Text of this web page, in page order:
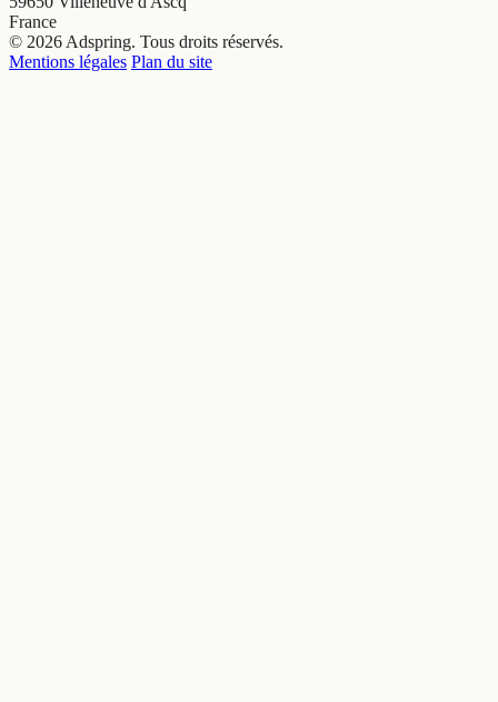
France
© 2026 Adspring. Tous droits réservés.
Mentions légales Plan du site